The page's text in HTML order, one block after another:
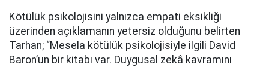
Kötülük psikolojisini yalnızca empati eksikliği
üzerinden açıklamanın yetersiz olduğunu belirten
Tarhan; “Mesela kötülük psikolojisiyle ilgili David
Baron’un bir kitabı var. Duygusal zekâ kavramını